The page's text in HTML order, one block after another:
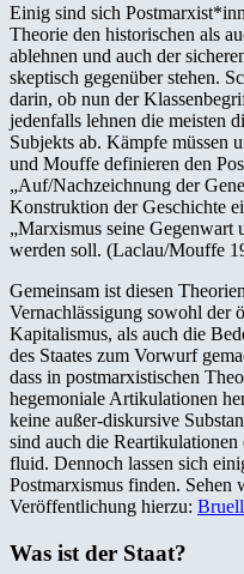
Einig sind sich
Theorie den historischen als
ablehnen und auch der
skeptisch gegenüber stehen.
darin, ob nun der
jedenfalls lehnen die meisten
Subjekts ab. Kämpfe müssen
und Mouffe definieren den
„Auf/Nachzeichnung der
Konstruktion der Geschichte
„Marxismus seine Gegenwart
werden soll. (Laclau/Mouffe
Gemeinsam ist diesen
Vernachlässigung sowohl der
Kapitalismus, als auch die
des Staates zum Vorwurf
dass in postmarxistischen
hegemoniale Artikulationen
keine außer-diskursive
sind auch die Reartikulationen
fluid. Dennoch lassen sich
Postmarxismus finden. Sehen
Veröffentlichung hierzu:
Was ist der Staat?